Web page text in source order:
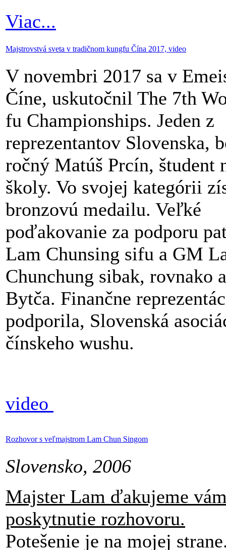
Viac...
Majstrovstvá sveta v tradičnom kungfu Čína 2017, video
V novembri 2017 sa v
Číne, uskutočnil The 7th
fu Championships. Jeden z
reprezentantov Slovenska,
ročný Matúš Prcín, študent
školy. Vo svojej kategórii
bronzovú medailu. Veľké
poďakovanie za podporu
Lam Chunsing sifu a GM
Chunchung sibak, rovnako
Bytča. Finančne
podporila, Slovenská
čínskeho wushu.
video
Rozhovor s veľmajstrom Lam Chun Singom
Slovensko, 2006
Majster Lam ďakujeme
poskytnutie rozhovoru.
Potešenie je na mojej